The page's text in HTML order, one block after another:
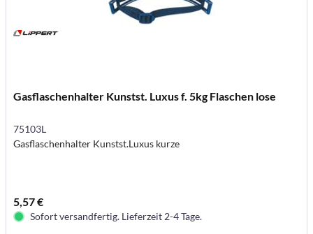
Gasflaschenhalter Kunstst. Luxus f. 5kg Flaschen lose
75103L
Gasflaschenhalter Kunstst.Luxus kurze
5,57 €
Sofort versandfertig. Lieferzeit 2-4 Tage.